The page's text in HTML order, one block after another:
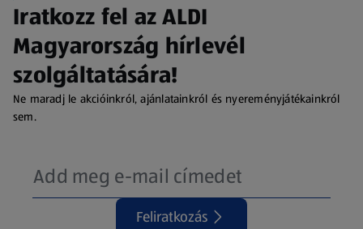
Iratkozz fel az ALDI
Magyarország hírlevél
szolgáltatására!
Ne maradj le akcióinkról, ajánlatainkról és nyereményjátékainkról
sem.
Feliratkozás